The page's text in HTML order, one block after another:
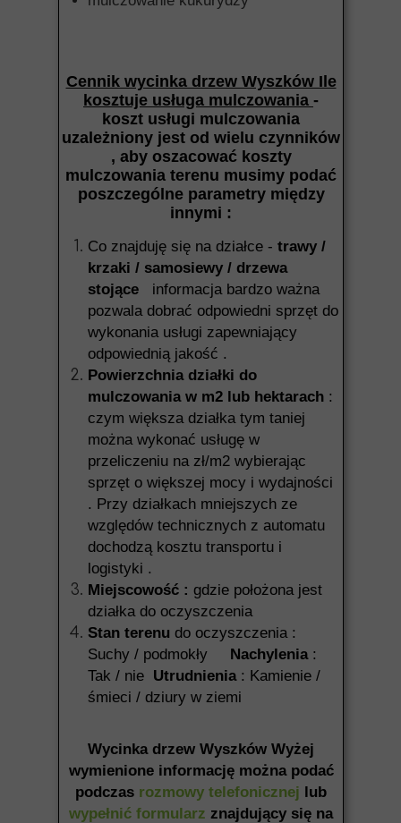
Cennik wycinka drzew Wyszków Ile
kosztuje usługa mulczowania -
koszt usługi mulczowania
uzależniony jest od wielu czynników
, aby oszacować koszty
mulczowania terenu musimy podać
poszczególne parametry między
innymi :
Co znajduję się na działce - trawy /
krzaki / samosiewy / drzewa
stojące informacja bardzo ważna
pozwala dobrać odpowiedni sprzęt do
wykonania usługi zapewniający
odpowiednią jakość .
Powierzchnia działki do
mulczowania w m2 lub hektarach :
czym większa działka tym taniej
można wykonać usługę w
przeliczeniu na zł/m2 wybierając
sprzęt o większej mocy i wydajności
. Przy działkach mniejszych ze
względów technicznych z automatu
dochodzą kosztu transportu i
logistyki .
Miejscowość : gdzie położona jest
działka do oczyszczenia
Stan terenu do oczyszczenia :
Suchy / podmokły Nachylenia:
Tak / nie Utrudnienia: Kamienie /
śmieci / dziury w ziemi
Wycinka drzew Wyszków Wyżej
wymienione informację można podać
podczas rozmowy telefonicznej lub
wypełnić formularz znajdujący się na